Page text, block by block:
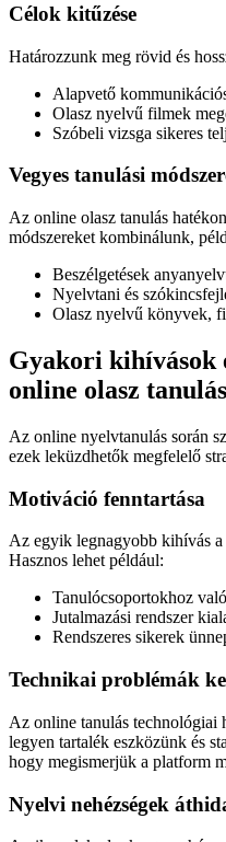
Célok kitűzése
Határozzunk meg rövid és
Alapvető
Olasz nyelvű filmek
Szóbeli vizsga sikeres
Vegyes tanulási
Az online olasz tanulás
módszereket kombinálunk,
Beszélgetések
Nyelvtani és
Olasz nyelvű könyvek,
Gyakori kihívások
online olasz
Az online nyelvtanulás során
ezek leküzdhetők megfelelő
Motiváció fenntartása
Az egyik legnagyobb kihívás
Hasznos lehet például:
Tanulócsoportokhoz
Jutalmazási rendszer
Rendszeres sikerek
Technikai problémák
Az online tanulás technológiai
legyen tartalék eszközünk és
hogy megismerjük a platform
Nyelvi nehézségek